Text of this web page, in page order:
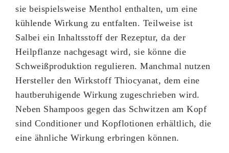
sie beispielsweise Menthol enthalten, um eine
kühlende Wirkung zu entfalten. Teilweise ist
Salbei ein Inhaltsstoff der Rezeptur, da der
Heilpflanze nachgesagt wird, sie könne die
Schweißproduktion regulieren. Manchmal nutzen
Hersteller den Wirkstoff Thiocyanat, dem eine
hautberuhigende Wirkung zugeschrieben wird.
Neben Shampoos gegen das Schwitzen am Kopf
sind Conditioner und Kopflotionen erhältlich, die
eine ähnliche Wirkung erbringen können.